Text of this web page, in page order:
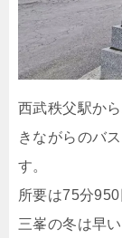
西武秩父駅か
きながらのバ
す。
所要は75分950
三峯の冬は早